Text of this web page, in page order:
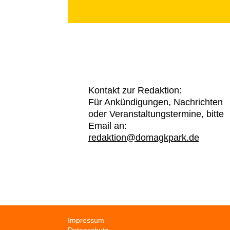
Kontakt zur Redaktion:
Für Ankündigungen, Nachrichten
oder Veranstaltungstermine, bitte
Email an:
redaktion@domagkpark.de
Navigation
Impressum